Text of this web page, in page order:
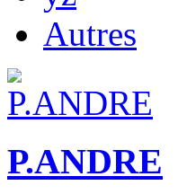
Autres
P.ANDRE